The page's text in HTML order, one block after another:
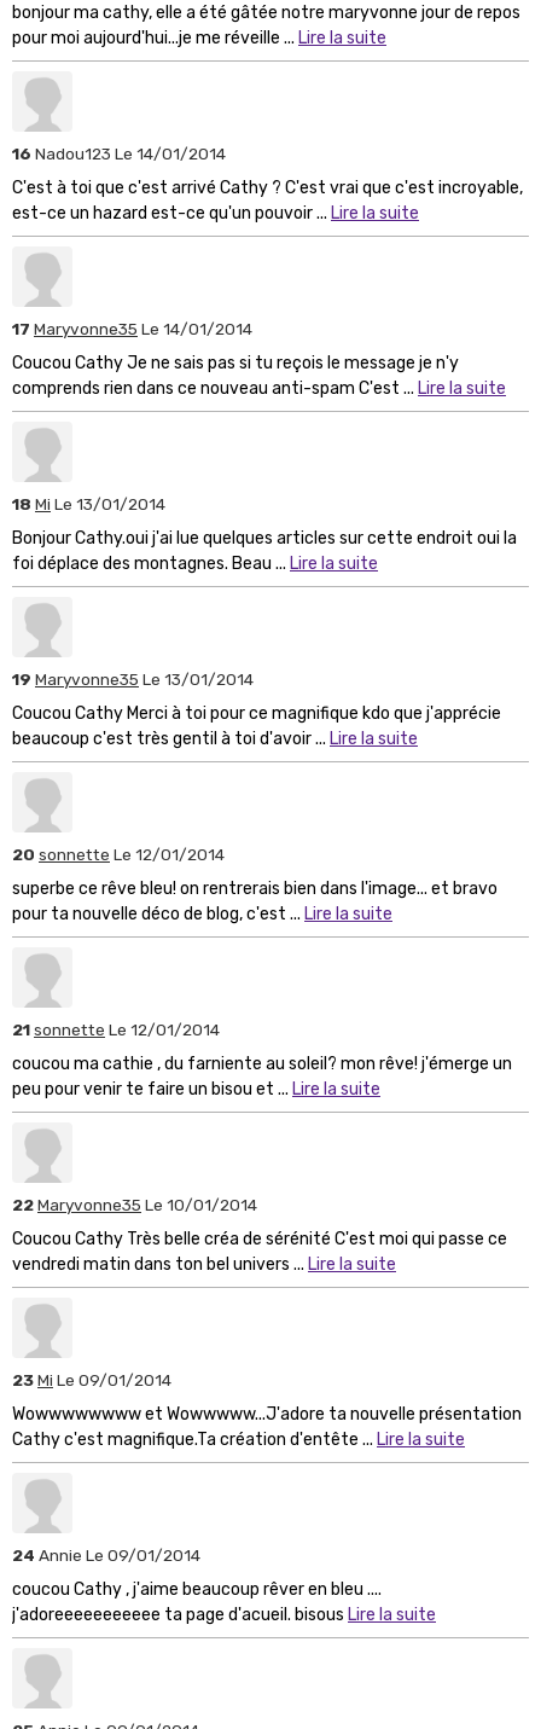
bonjour ma cathy, elle a été gâtée notre maryvonne jour de repos
pour moi aujourd'hui...je me réveille ... Lire la suite
16 Nadou123 Le 14/01/2014
C'est à toi que c'est arrivé Cathy ? C'est vrai que c'est incroyable,
est-ce un hazard est-ce qu'un pouvoir ... Lire la suite
17 Maryvonne35 Le 14/01/2014
Coucou Cathy Je ne sais pas si tu reçois le message je n'y
comprends rien dans ce nouveau anti-spam C'est ... Lire la suite
18 Mi Le 13/01/2014
Bonjour Cathy.oui j'ai lue quelques articles sur cette endroit oui la
foi déplace des montagnes. Beau ... Lire la suite
19 Maryvonne35 Le 13/01/2014
Coucou Cathy Merci à toi pour ce magnifique kdo que j'apprécie
beaucoup c'est très gentil à toi d'avoir ... Lire la suite
20 sonnette Le 12/01/2014
superbe ce rêve bleu! on rentrerais bien dans l'image... et bravo
pour ta nouvelle déco de blog, c'est ... Lire la suite
21sonnette Le 12/01/2014
coucou ma cathie , du farniente au soleil? mon rêve! j'émerge un
peu pour venir te faire un bisou et ... Lire la suite
22Maryvonne35 Le 10/01/2014
Coucou Cathy Très belle créa de sérénité C'est moi qui passe ce
vendredi matin dans ton bel univers ... Lire la suite
23Mi Le 09/01/2014
Wowwwwwwww et Wowwwww...J'adore ta nouvelle présentation
Cathy c'est magnifique.Ta création d'entête ... Lire la suite
24 Annie Le 09/01/2014
coucou Cathy , j'aime beaucoup rêver en bleu ....
j'adoreeeeeeeeeee ta page d'acueil. bisous Lire la suite